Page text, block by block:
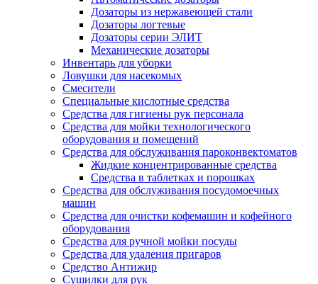
Дозаторы из нержавеющей стали
Дозаторы логтевые
Дозаторы серии ЭЛИТ
Механические дозаторы
Инвентарь для уборки
Ловушки для насекомых
Смесители
Специальные кислотные средства
Средства для гигиены рук персонала
Средства для мойки технологического
оборудования и помещений
Средства для обслуживания пароконвектоматов
Жидкие концентрированные средства
Средства в таблетках и порошках
Средства для обслуживания посудомоечных
машин
Средства для очистки кофемашин и кофейного
оборудования
Средства для ручной мойки посуды
Средства для удаления пригаров
Средство Антижир
Сушилки для рук